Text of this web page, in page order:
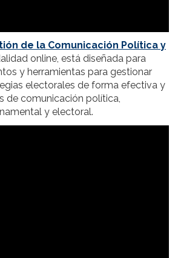
de la Comunicación Política y
online, está diseñada para
y herramientas para gestionar
electorales de forma efectiva y
de comunicación política,
y electoral.